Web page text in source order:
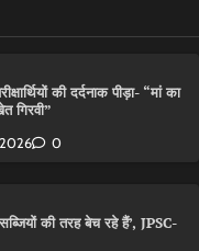
की दर्दनाक पीड़ा- “मां का
गिरवी”
0
की तरह बेच रहे हैं’, JPSC-